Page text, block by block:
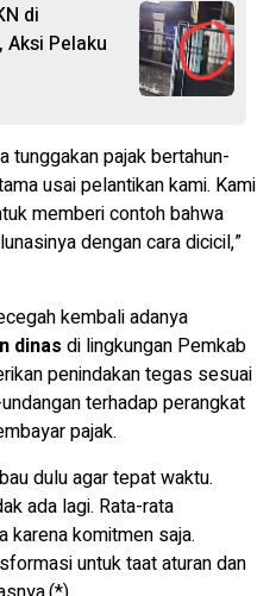
di
Aksi Pelaku
tunggakan pajak bertahun-
usai pelantikan kami. Kami
memberi contoh bahwa
dengan cara dicicil,”
kembali adanya
dinas di lingkungan Pemkab
penindakan tegas sesuai
terhadap perangkat
pajak.
dulu agar tepat waktu.
ada lagi. Rata-rata
karena komitmen saja.
untuk taat aturan dan